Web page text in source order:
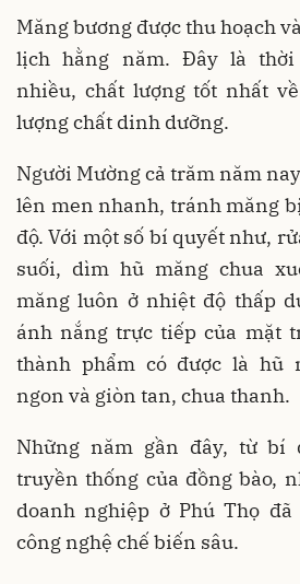
Măng bương được thu hoạch
lịch hằng năm. Đây là
nhiều, chất lượng tốt nhất
lượng chất dinh dưỡng.
Người Mường cả trăm năm
lên men nhanh, tránh măng
độ. Với một số bí quyết như,
suối, dìm hũ măng chua
măng luôn ở nhiệt độ thấp
ánh nắng trực tiếp của mặt
thành phẩm có được là hũ
ngon và giòn tan, chua thanh.
Những năm gần đây, từ bí
truyền thống của đồng bào,
doanh nghiệp ở Phú Thọ
công nghệ chế biến sâu.